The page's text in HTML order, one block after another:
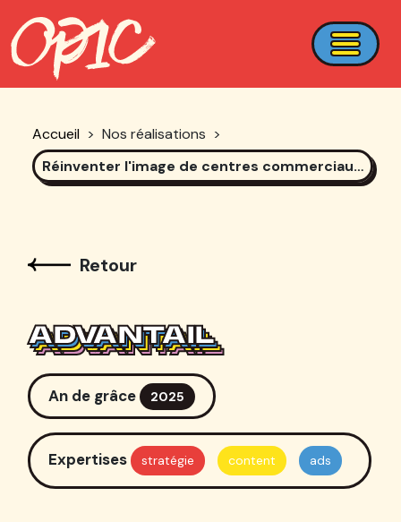
Accueil > Nos réalisations >
Réinventer l'image de centres commerciaux, booster leur attractivité via les réseaux sociaux
Retour
ADVANTAIL
ADVANTAIL
ADVANTAIL
ADVANTAIL
An de grâce 2025
Expertises stratégie content ads